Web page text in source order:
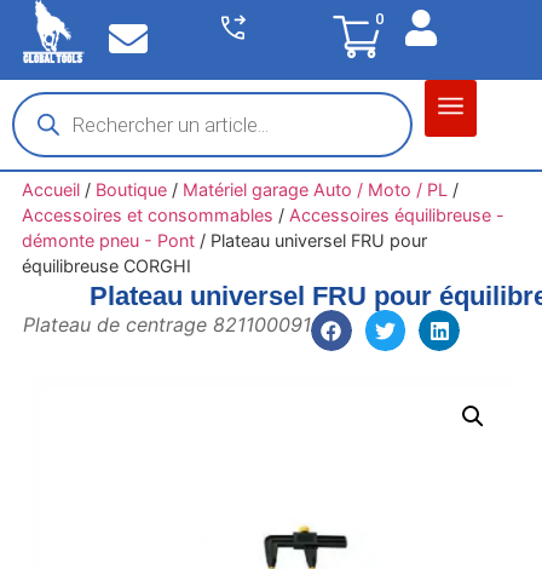
0
Accueil/ Boutique/ Matériel garage Auto / Moto / PL /
Accessoires et consommables / Accessoires équilibreuse -
démonte pneu - Pont/ Plateau universel FRU pour
équilibreuse CORGHI
Plateau universel FRU pour
Plateau de centrage 821100091